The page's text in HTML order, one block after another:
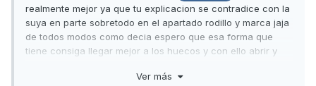
realmente mejor ya que tu explicacion se contradice con la
suya en parte sobretodo en el apartado rodillo y marca jaja
de todos modos como decia espero que esa forma que
tiene consiga llegar mejor a los huecos y con ello abrir y
Ver más